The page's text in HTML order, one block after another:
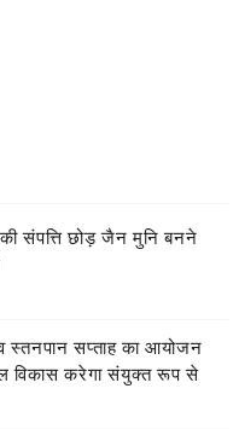
संपत्ति छोड़ जैन मुनि बनने
सप्ताह का आयोजन
विकास करेगा संयुक्त रूप से